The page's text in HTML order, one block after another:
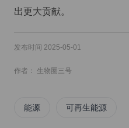
出更大贡献。
发布时间 2025-05-01
作者： 生物圈三号
能源 可再生能源